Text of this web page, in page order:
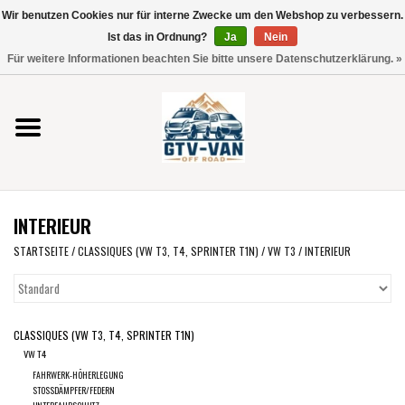
Verwende
die
nach
oben
und
unten,
Ergebnis
Vito / V-Klasse 447
Viano /Vito 639
VW T7 2025
VW T6
VW T5
VW CRAFTER / MAN TGE
INTERIEUR
STARTSEITE/CLASSIQUES (VW T3, T4, SPRINTER T1N) /VW T3 /INTERIEUR
CLASSIQUES (VW T3, T4, SPRINTER T1N)
VW T4
FAHRWERK-HÖHERLEGUNG
STOSSDÄMPFER/FEDERN
Wir benutzen Cookies nur für interne Zwecke um den Webshop zu verbessern.
Ist das in Ordnung?
Ja
Nein
Für weitere Informationen beachten Sie bitte unsere Datenschutzerklärung. »